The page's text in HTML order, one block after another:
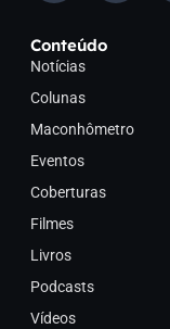
Conteúdo
Notícias
Colunas
Maconhômetro
Eventos
Coberturas
Filmes
Livros
Podcasts
Vídeos